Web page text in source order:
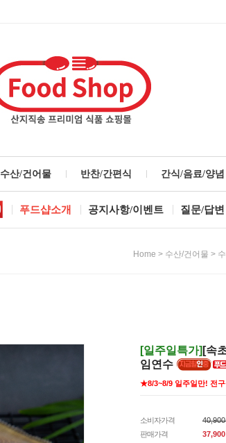
수산/건어물 반찬/간편식 간식/음료/양념
푸드샵소개 공지사항/이벤트 질문/답변
Home > 수산/건어물 >
[일주일특가] [속
임연수
★8/3~8/9 일주일만! 전
소비자가격
판매가격